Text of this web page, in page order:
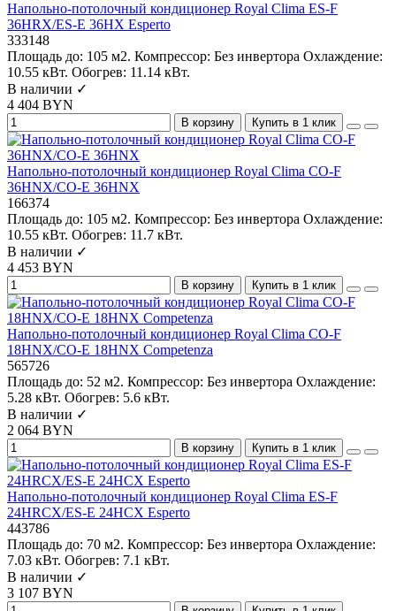
Напольно-потолочный кондиционер Royal Clima ES-F
36HRX/ES-E 36HX Esperto
333148
Площадь до: 105 м2. Компрессор: Без инвертора Охлаждение:
10.55 кВт. Обогрев: 11.14 кВт.
В наличии ✓
4 404 BYN
В корзину Купить в 1 клик
Напольно-потолочный кондиционер Royal Clima CO-F
36HNX/CO-E 36HNX
166374
Площадь до: 105 м2. Компрессор: Без инвертора Охлаждение:
10.55 кВт. Обогрев: 11.7 кВт.
В наличии ✓
4 453 BYN
В корзину Купить в 1 клик
Напольно-потолочный кондиционер Royal Clima CO-F
18HNX/CO-E 18HNX Competenza
565726
Площадь до: 52 м2. Компрессор: Без инвертора Охлаждение:
5.28 кВт. Обогрев: 5.6 кВт.
В наличии ✓
2 064 BYN
В корзину Купить в 1 клик
Напольно-потолочный кондиционер Royal Clima ES-F
24HRCX/ES-E 24HCX Esperto
443786
Площадь до: 70 м2. Компрессор: Без инвертора Охлаждение:
7.03 кВт. Обогрев: 7.1 кВт.
В наличии ✓
3 107 BYN